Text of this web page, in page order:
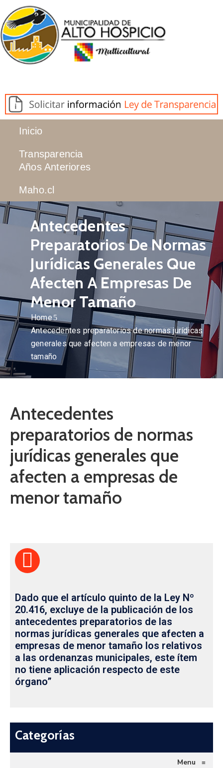
Inicio
Transparencia
Años Anteriores
Maho.cl
Antecedentes
Preparatorios De Normas
Jurídicas Generales Que
Afecten A Empresas De
Menor Tamaño
Home
Antecedentes preparatorios de normas jurídicas
generales que afecten a empresas de menor
tamaño
Antecedentes
preparatorios de normas
jurídicas generales que
afecten a empresas de
menor tamaño
Dado que el artículo quinto de la Ley Nº
20.416, excluye de la publicación de los
antecedentes preparatorios de las
normas jurídicas generales que afecten a
empresas de menor tamaño los relativos
a las ordenanzas municipales, este ítem
no tiene aplicación respecto de este
órgano”
Categorías
Menu ≡